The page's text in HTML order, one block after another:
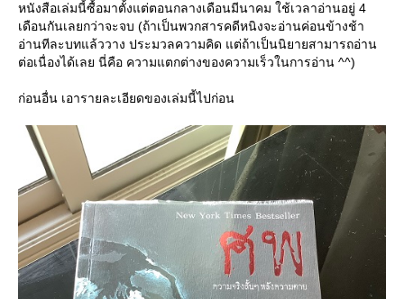
หนังสือเล่มนี้ซื้อมาตั้งแต่ตอนกลางเดือนมีนาคม ใช้เวลาอ่านอยู่ 4
เดือนกันเลยกว่าจะจบ (ถ้าเป็นพวกสารคดีหนิงจะอ่านค่อนข้างช้า
อ่านทีละบทแล้ววาง ประมวลความคิด แต่ถ้าเป็นนิยายสามารถอ่าน
ต่อเนื่องได้เลย นี่คือ ความแตกต่างของความเร็วในการอ่าน ^^)
ก่อนอื่น เอารายละเอียดของเล่มนี้ไปก่อน